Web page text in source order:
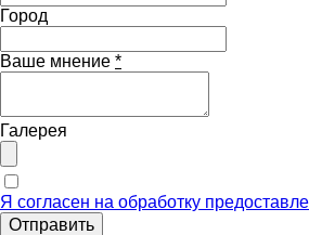
Город
Ваше мнение *
Галерея
Я согласен на обработку
Отправить